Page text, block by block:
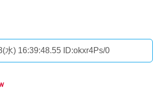
水) 16:39:48.55 ID:okxr4Ps/0